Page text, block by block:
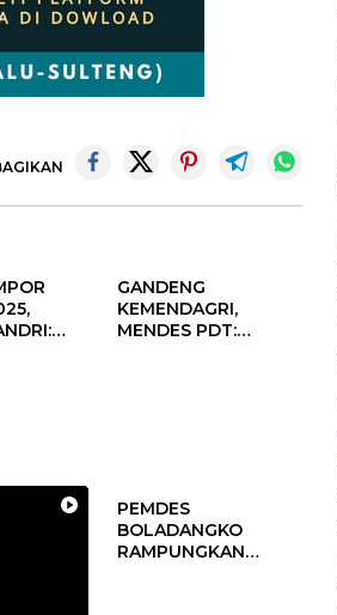
GANDENG
KEMENDAGRI,
MENDES PDT:
PEMDES
BOLADANGKO
RAMPUNGKAN